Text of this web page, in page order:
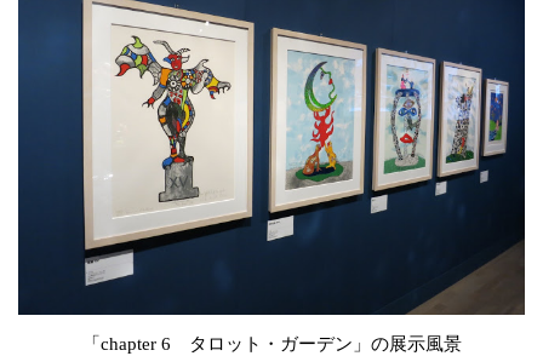
「chapter 6 タロット・ガーデン」の展示風景